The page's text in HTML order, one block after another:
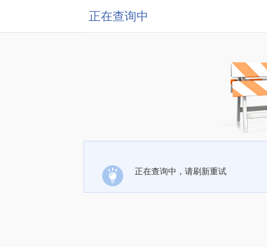
正在查询中
正在查询中，请刷新重试